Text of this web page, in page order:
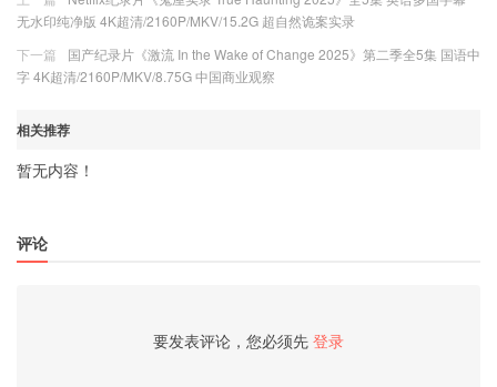
无水印纯净版 4K超清/2160P/MKV/15.2G 超自然诡案实录
下一篇
国产纪录片《激流 In the Wake of Change 2025》第二季全5集 国语中
字 4K超清/2160P/MKV/8.75G 中国商业观察
相关推荐
暂无内容！
评论
要发表评论，您必须先 登录